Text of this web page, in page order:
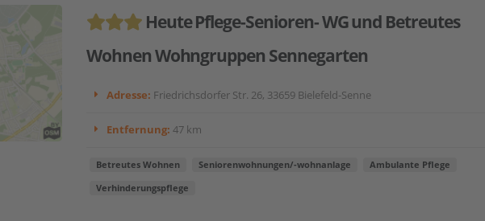
Heute Pflege-Senioren- WG und Betreutes
Wohnen Wohngruppen Sennegarten
Adresse: Friedrichsdorfer Str. 26, 33659 Bielefeld-Senne
Entfernung: 47 km
Betreutes Wohnen Seniorenwohnungen/-wohnanlage Ambulante Pflege
Verhinderungspflege